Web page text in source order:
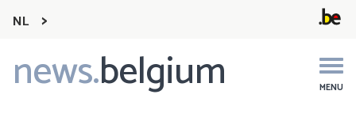
NL
news.belgium MENU
Main
navigation